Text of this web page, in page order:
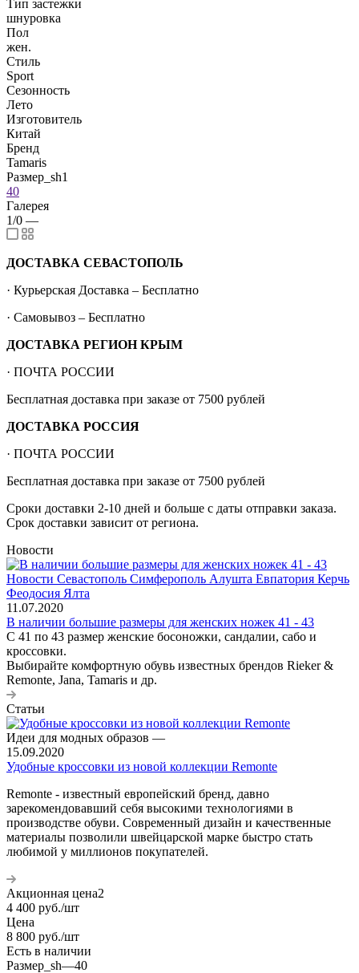
Тип застежки
шнуровка
Пол
жен.
Стиль
Sport
Сезонность
Лето
Изготовитель
Китай
Бренд
Tamaris
Размер_sh1
40
Галерея
1/0 —
ДОСТАВКА СЕВАСТОПОЛЬ
· Курьерская Доставка – Бесплатно
· Самовывоз – Бесплатно
ДОСТАВКА РЕГИОН КРЫМ
· ПОЧТА РОССИИ
Бесплатная доставка при заказе от 7500 рублей
ДОСТАВКА РОССИЯ
· ПОЧТА РОССИИ
Бесплатная доставка при заказе от 7500 рублей
Сроки доставки 2-10 дней и больше с даты отправки заказа.
Срок доставки зависит от региона.
Новости
11.07.2020
В наличии большие размеры для женских ножек 41 - 43
С 41 по 43 размер женские босоножки, сандалии, сабо и
кроссовки.
Выбирайте комфортную обувь известных брендов Rieker &
Remonte, Jana, Tamaris и др.
Статьи
Идеи для модных образов —
15.09.2020
Удобные кроссовки из новой коллекции Remonte
Remonte - известный европейский бренд, давно
зарекомендовавший себя высокими технологиями в
производстве обуви. Современный дизайн и качественные
материалы позволили швейцарской марке быстро стать
любимой у миллионов покупателей.
Акционная цена2
4 400 руб./шт
Цена
8 800 руб./шт
Есть в наличии
Размер_sh—40